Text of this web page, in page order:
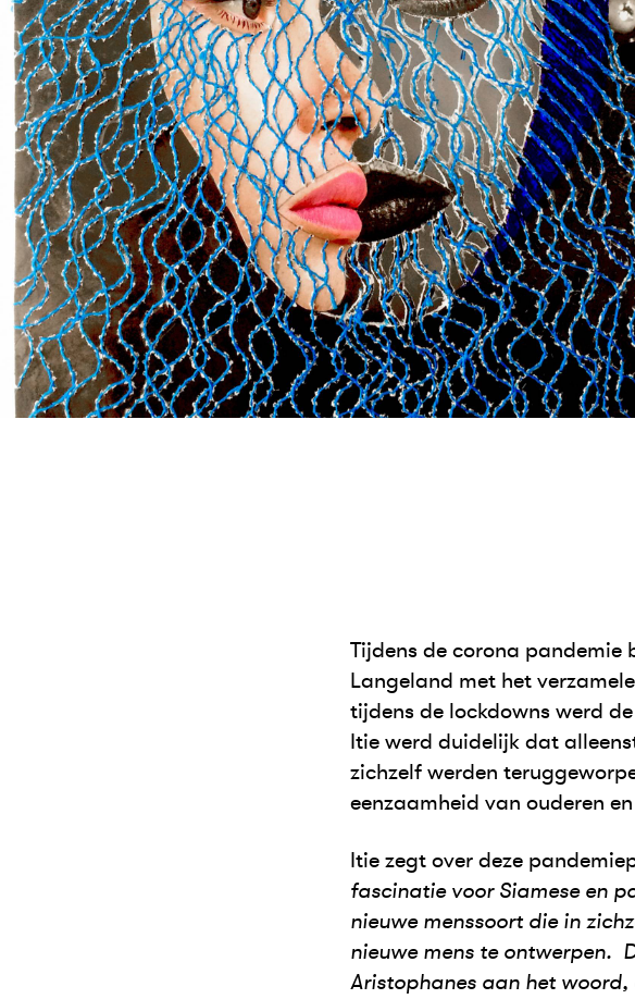
Tijdens de corona pandemie
Langeland met het
tijdens de lockdowns werd
Itie werd duidelijk dat
zichzelf werden
eenzaamheid van ouderen
Itie zegt over deze
fascinatie voor Siamese en
nieuwe menssoort die in
nieuwe mens te ontwerpen.
Aristophanes aan het